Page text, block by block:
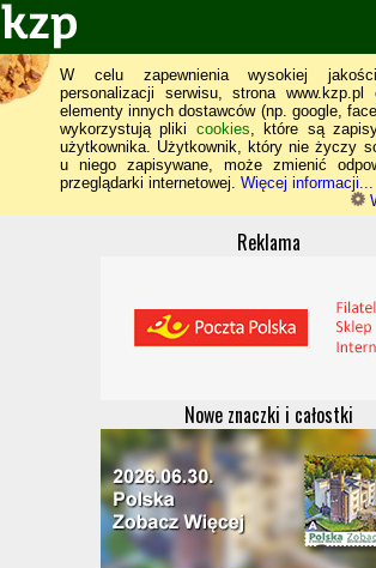
W celu zapewnienia wysokiej
personalizacji serwisu, strona
elementy innych dostawców (np. google,
wykorzystują pliki cookies, które są
użytkownika. Użytkownik, który nie życzy
u niego zapisywane, może zmienić
przeglądarki internetowej. Więcej informacji...
Reklama
Nowe znaczki i całostki